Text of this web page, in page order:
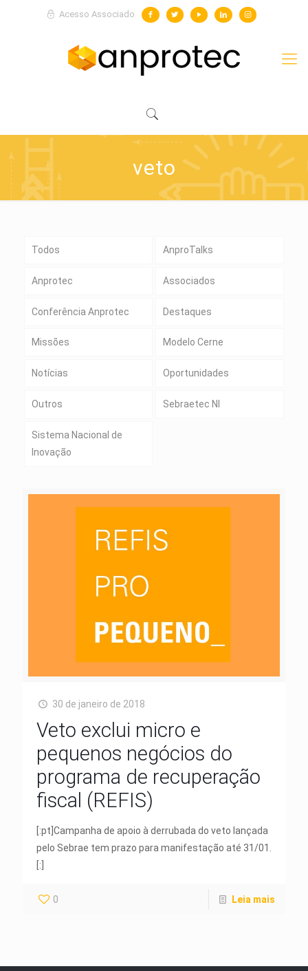
Acesso Associado
veto
Todos AnproTalks
Anprotec Associados
Conferência Anprotec Destaques
Missões Modelo Cerne
Notícias Oportunidades
Outros Sebraetec NI
Sistema Nacional de
Inovação
30 de janeiro de 2018
Veto exclui micro e
pequenos negócios do
programa de recuperação
fiscal (REFIS)
[:pt]Campanha de apoio à derrubada do veto lançada
pelo Sebrae tem prazo para manifestação até 31/01.
[:]
0 Leia mais